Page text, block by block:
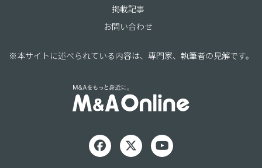
掲載記事
お問い合わせ
※本サイトに述べられている内容は、専門家、執筆者の見解です。